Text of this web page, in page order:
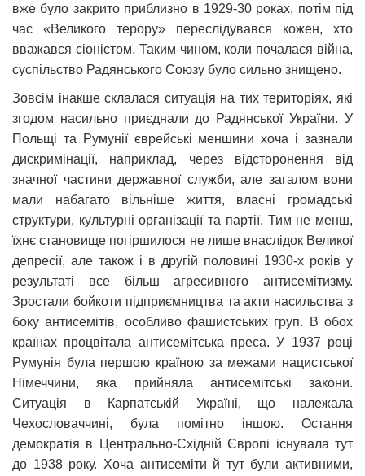
вже було закрито приблизно в 1929-30 роках, потім під
час «Великого терору» переслідувався кожен, хто
вважався сіоністом. Таким чином, коли почалася війна,
суспільство Радянського Союзу було сильно знищено.
Зовсім інакше склалася ситуація на тих територіях, які
згодом насильно приєднали до Радянської України. У
Польщі та Румунії єврейські меншини хоча і зазнали
дискримінації, наприклад, через відсторонення від
значної частини державної служби, але загалом вони
мали набагато вільніше життя, власні громадські
структури, культурні організації та партії. Тим не менш,
їхнє становище погіршилося не лише внаслідок Великої
депресії, але також і в другій половині 1930-х років у
результаті все більш агресивного антисемітизму.
Зростали бойкоти підприємництва та акти насильства з
боку антисемітів, особливо фашистських груп. В обох
країнах процвітала антисемітська преса. У 1937 році
Румунія була першою країною за межами нацистської
Німеччини, яка прийняла антисемітські закони.
Ситуація в Карпатській Україні, що належала
Чехословаччині, була помітно іншою. Остання
демократія в Центрально-Східній Європі існувала тут
до 1938 року. Хоча антисеміти й тут були активними,